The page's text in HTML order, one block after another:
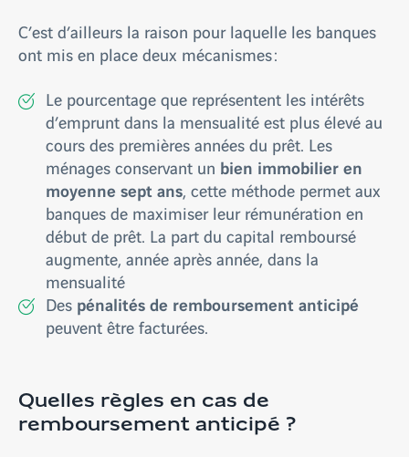
C’est d’ailleurs la raison pour laquelle les banques
ont mis en place deux mécanismes :
Le pourcentage que représentent les intérêts
d’emprunt dans la mensualité est plus élevé au
cours des premières années du prêt. Les
ménages conservant un bien immobilier en
moyenne sept ans, cette méthode permet aux
banques de maximiser leur rémunération en
début de prêt. La part du capital remboursé
augmente, année après année, dans la
mensualité
Des pénalités de remboursement anticipé
peuvent être facturées.
Quelles règles en cas de
remboursement anticipé ?